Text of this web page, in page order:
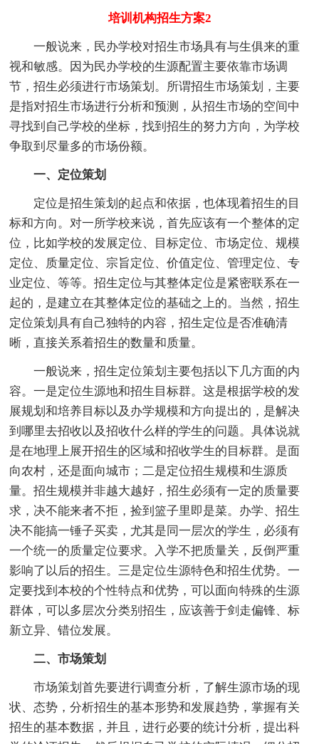
培训机构招生方案2
一般说来，民办学校对招生市场具有与生俱来的重
视和敏感。因为民办学校的生源配置主要依靠市场调
节，招生必须进行市场策划。所谓招生市场策划，主要
是指对招生市场进行分析和预测，从招生市场的空间中
寻找到自己学校的坐标，找到招生的努力方向，为学校
争取到尽量多的市场份额。
一、定位策划
定位是招生策划的起点和依据，也体现着招生的目
标和方向。对一所学校来说，首先应该有一个整体的定
位，比如学校的发展定位、目标定位、市场定位、规模
定位、质量定位、宗旨定位、价值定位、管理定位、专
业定位、等等。招生定位与其整体定位是紧密联系在一
起的，是建立在其整体定位的基础之上的。当然，招生
定位策划具有自己独特的内容，招生定位是否准确清
晰，直接关系着招生的数量和质量。
一般说来，招生定位策划主要包括以下几方面的内
容。一是定位生源地和招生目标群。这是根据学校的发
展规划和培养目标以及办学规模和方向提出的，是解决
到哪里去招收以及招收什么样的学生的问题。具体说就
是在地理上展开招生的区域和招收学生的目标群。是面
向农村，还是面向城市；二是定位招生规模和生源质
量。招生规模并非越大越好，招生必须有一定的质量要
求，决不能来者不拒，捡到篮子里即是菜。办学、招生
决不能搞一锤子买卖，尤其是同一层次的学生，必须有
一个统一的质量定位要求。入学不把质量关，反倒严重
影响了以后的招生。三是定位生源特色和招生优势。一
定要找到本校的个性特点和优势，可以面向特殊的生源
群体，可以多层次分类别招生，应该善于剑走偏锋、标
新立异、错位发展。
二、市场策划
市场策划首先要进行调查分析，了解生源市场的现
状、态势，分析招生的基本形势和发展趋势，掌握有关
招生的基本数据，并且，进行必要的统计分析，提出科